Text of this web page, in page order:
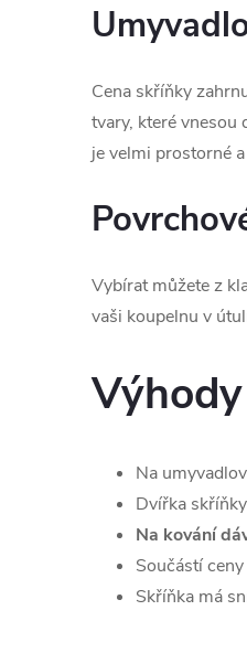
Cena skříňky
tvary, které vnesou
je velmi prostorné
Vybírat můžete z
vaši koupelnu v
Na
Dvířka
Na kování
Součástí
Skříňka má